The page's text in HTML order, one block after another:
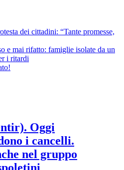
dei cittadini: “Tante promesse,
e mai rifatto: famiglie isolate da un
i ritardi
Oggi
i cancelli.
nel gruppo